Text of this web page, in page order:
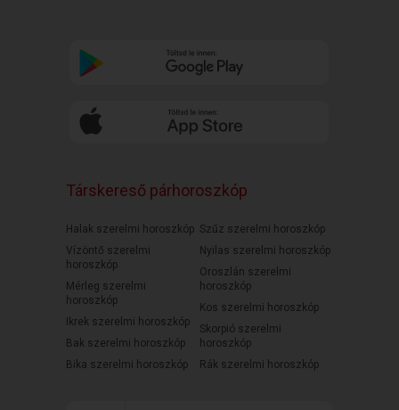
Társkereső párhoroszkóp
Halak szerelmi horoszkóp
Vízöntő szerelmi
horoszkóp
Mérleg szerelmi
horoszkóp
Ikrek szerelmi horoszkóp
Bak szerelmi horoszkóp
Bika szerelmi horoszkóp
Szűz szerelmi horoszkóp
Nyilas szerelmi horoszkóp
Oroszlán szerelmi
horoszkóp
Kos szerelmi horoszkóp
Skorpió szerelmi
horoszkóp
Rák szerelmi horoszkóp